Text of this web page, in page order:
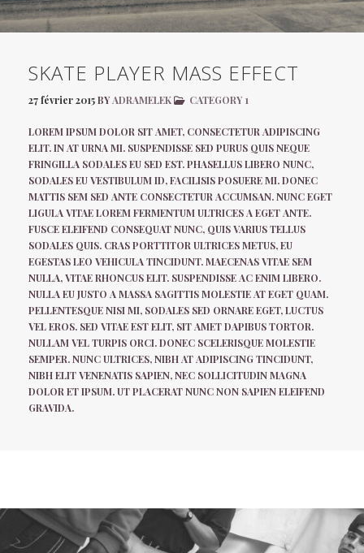
SKATE PLAYER MASS EFFECT
27 février 2015BYADRAMELEK CATEGORY 1
LOREM IPSUM DOLOR SIT AMET, CONSECTETUR ADIPISCING
ELIT. IN AT URNA MI. SUSPENDISSE SED PURUS QUIS NEQUE
FRINGILLA SODALES EU SED EST. PHASELLUS LIBERO NUNC,
SODALES EU VESTIBULUM ID, FACILISIS POSUERE MI. DONEC
MATTIS SEM SED ANTE CONSECTETUR ACCUMSAN. NUNC EGET
LIGULA VITAE LOREM FERMENTUM ULTRICES A EGET ANTE.
FUSCE ELEIFEND CONSEQUAT NUNC, QUIS VARIUS TELLUS
SODALES QUIS. CRAS PORTTITOR ULTRICES METUS, EU
EGESTAS LEO VEHICULA TINCIDUNT. MAECENAS VITAE SEM
NULLA, VITAE RHONCUS ELIT. SUSPENDISSE AC ENIM LIBERO.
NULLA EU JUSTO A MASSA SAGITTIS MOLESTIE AT EGET QUAM.
PELLENTESQUE NISI MI, SODALES SED ORNARE EGET, LUCTUS
VEL EROS. SED VITAE EST ELIT, SIT AMET DAPIBUS TORTOR.
NULLAM VEL TURPIS ORCI. DONEC SCELERISQUE MOLESTIE
SEMPER. NUNC ULTRICES, NIBH AT ADIPISCING TINCIDUNT,
NIBH ELIT VENENATIS SAPIEN, NEC SOLLICITUDIN MAGNA
DOLOR ET IPSUM. UT PLACERAT NUNC NON SAPIEN ELEIFEND
GRAVIDA.